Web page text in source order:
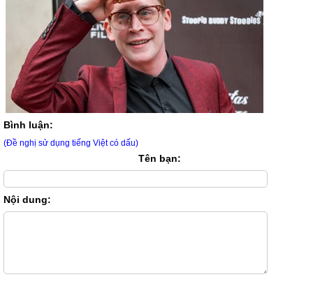
Bình luận:
(Đề nghị sử dụng tiếng Việt có dấu)
Tên bạn:
Nội dung: